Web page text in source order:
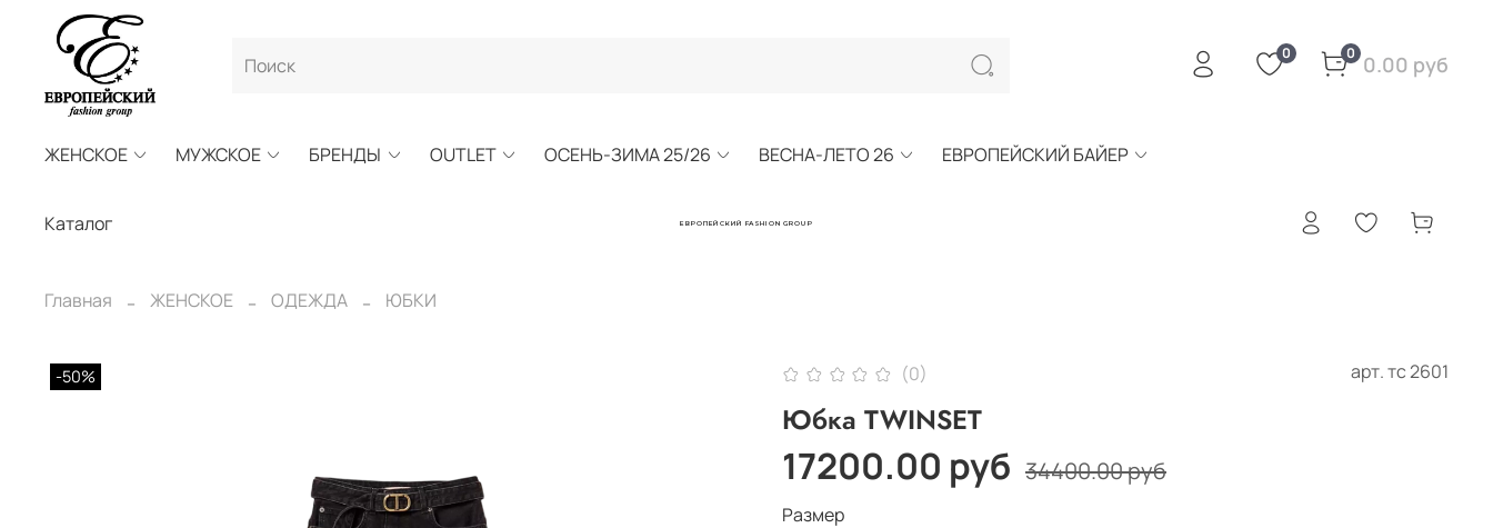
0 0 0.00 руб
ЖЕНСКОЕ МУЖСКОЕ БРЕНДЫ OUTLET ОСЕНЬ-ЗИМА 25/26 ВЕСНА-ЛЕТО 26 ЕВРОПЕЙСКИЙ БАЙЕР
ЕВРОПЕЙСКИЙ FASHION GROUP
Каталог
Главная ЖЕНСКОЕ ОДЕЖДА ЮБКИ
-50% (0) арт.тс 2601
Юбка TWINSET
17200.00 руб 34400.00 руб
Размер